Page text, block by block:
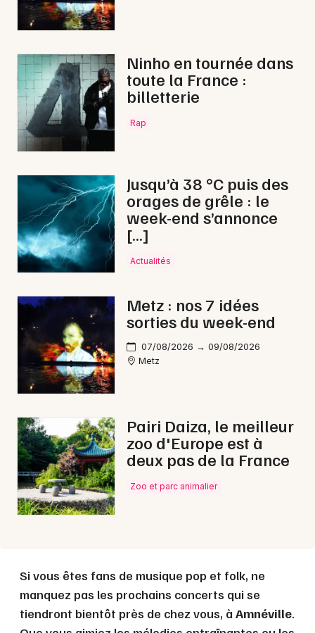
Ninho en tournée dans
toute la France :
billetterie
Rap
Jusqu’à 38 °C puis des
orages de grêle : le
week-end s’annonce
[…]
Actualités
Metz : nos 7 idées
sorties du week-end
07/08/2026 → 09/08/2026
Metz
Pairi Daiza, le meilleur
zoo d'Europe est à
deux pas de la France
Zoo et parc animalier
Si vous êtes fans de musique pop et folk, ne
manquez pas les prochains concerts qui se
tiendront bientôt près de chez vous, à Amnéville.